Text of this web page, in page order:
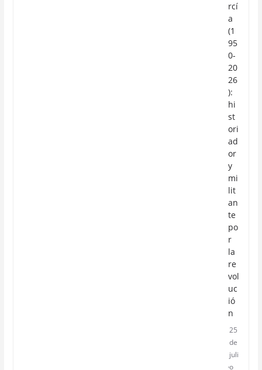
rcí
a
(1
95
0-
20
26
):
hi
st
ori
ad
or
y
mi
lit
an
te
po
r
la
re
vol
uc
ió
n
25
de
juli
o